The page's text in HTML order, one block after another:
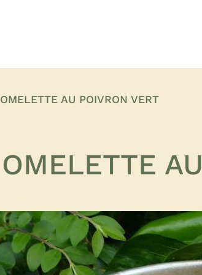
OMELETTE AU POIVRON VERT
OMELETTE